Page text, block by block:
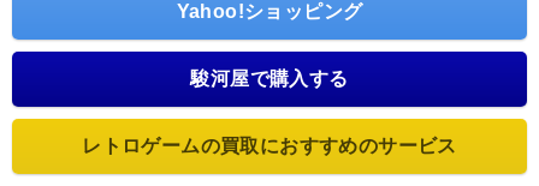
Yahoo!ショッピング
駿河屋で購入する
レトロゲームの買取におすすめのサービス